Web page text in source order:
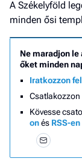
A Székelyföld
minden ősi
Ne maradjon
őket minden
Iratkozzon
Kövesse
onés RSS-en